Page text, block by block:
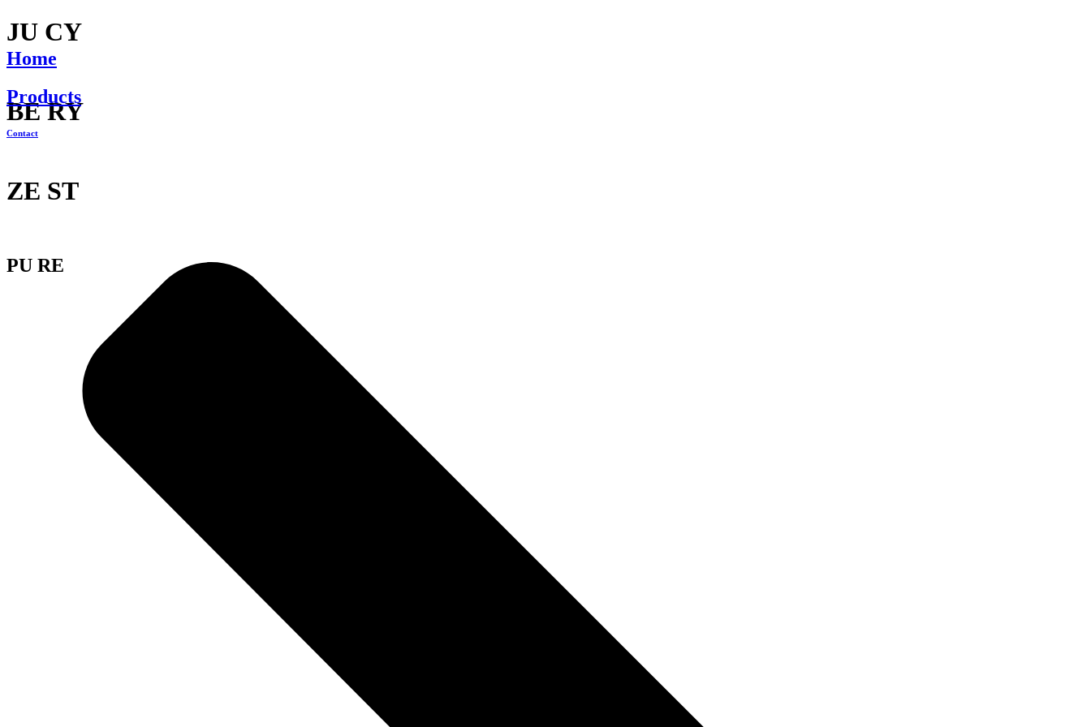
Home
Products
Contact
JU CY
BE RY
ZE ST
PU RE